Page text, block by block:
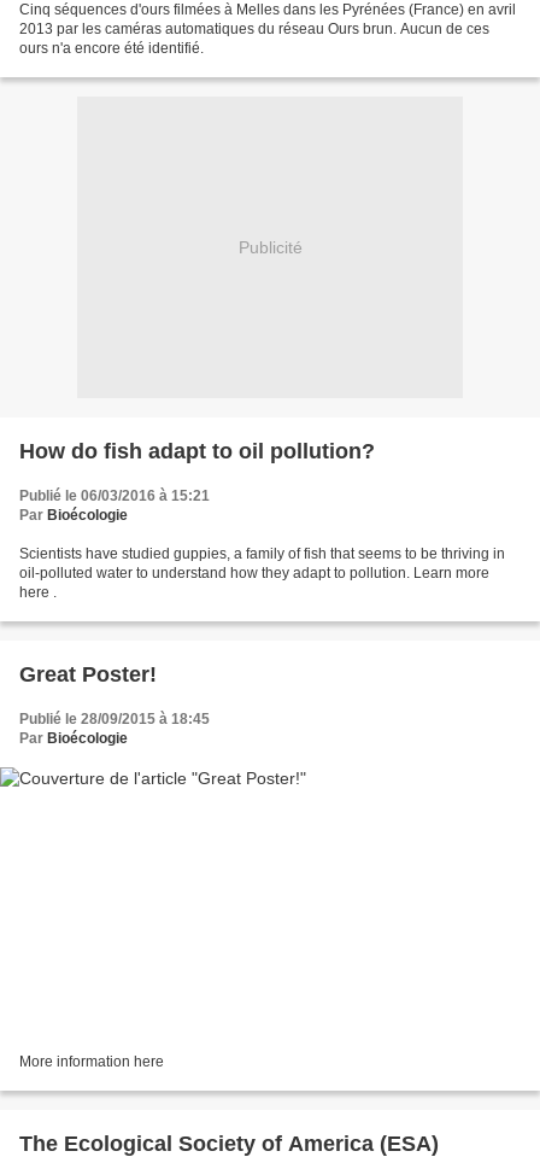
Cinq séquences d'ours filmées à Melles dans les Pyrénées (France) en avril
2013 par les caméras automatiques du réseau Ours brun. Aucun de ces
ours n'a encore été identifié.
Publicité
How do fish adapt to oil pollution?
Publié le 06/03/2016 à 15:21
Par Bioécologie
Scientists have studied guppies, a family of fish that seems to be thriving in
oil-polluted water to understand how they adapt to pollution. Learn more
here .
Great Poster!
Publié le 28/09/2015 à 18:45
Par Bioécologie
More information here
The Ecological Society of America (ESA)